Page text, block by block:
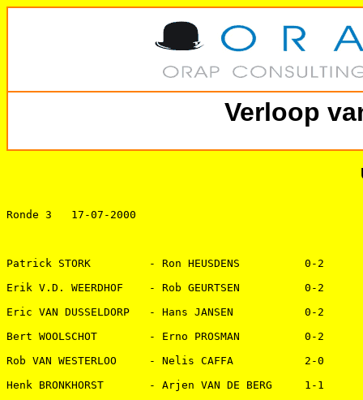
Verloop
Ronde 3   17-07-2000
Patrick STORK         - Ron HEUSDENS          0-2
Erik V.D. WEERDHOF    - Rob GEURTSEN          0-2
Eric VAN DUSSELDORP   - Hans JANSEN           0-2
Bert WOOLSCHOT        - Erno PROSMAN          0-2
Rob VAN WESTERLOO     - Nelis CAFFA           2-0
Henk BRONKHORST       - Arjen VAN DE BERG     1-1